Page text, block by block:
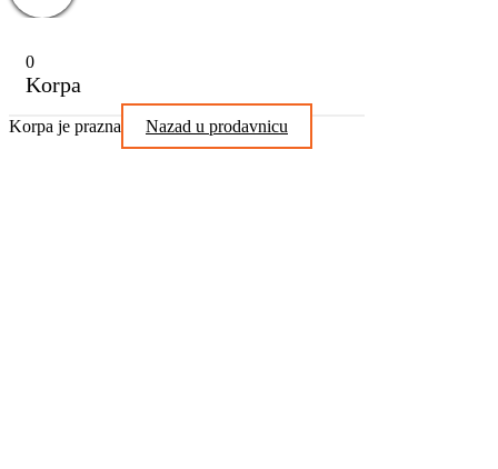
0
Korpa
Korpa je prazna Nazad u prodavnicu